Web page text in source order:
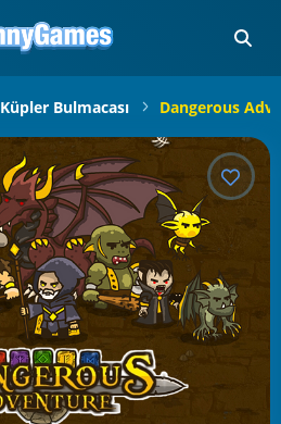
Küpler Bulmacası Dangerous